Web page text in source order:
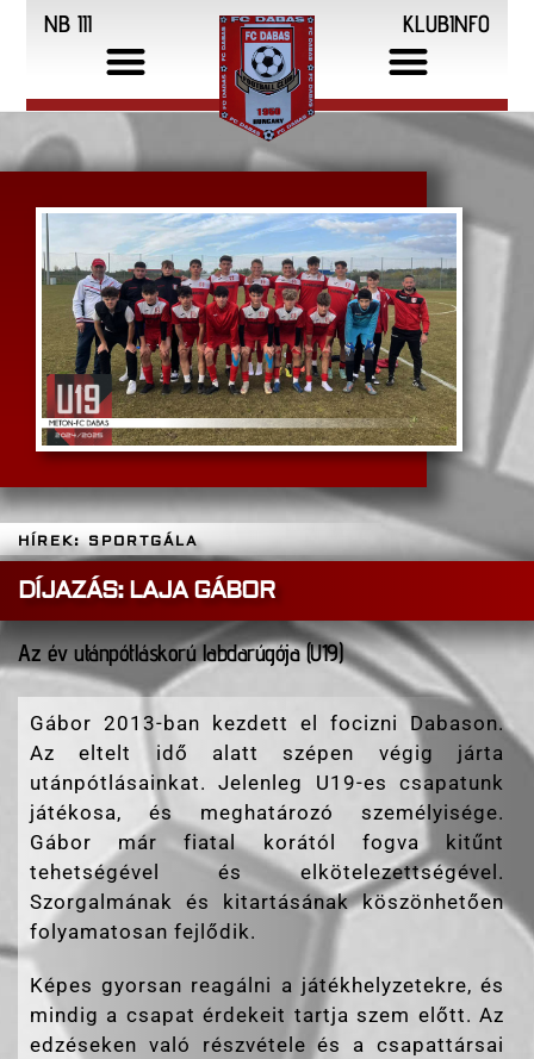
NB III KLUBINFO
HÍREK: SPORTGÁLA
DÍJAZÁS: LAJA GÁBOR
Az év utánpótláskorú labdarúgója (U19)
Gábor 2013-ban kezdett el focizni Dabason.
Az eltelt idő alatt szépen végig járta
utánpótlásainkat. Jelenleg U19-es csapatunk
játékosa, és meghatározó személyisége.
Gábor már fiatal korától fogva kitűnt
tehetségével és elkötelezettségével.
Szorgalmának és kitartásának köszönhetően
folyamatosan fejlődik.
Képes gyorsan reagálni a játékhelyzetekre, és
mindig a csapat érdekeit tartja szem előtt. Az
edzéseken való részvétele és a csapattársai